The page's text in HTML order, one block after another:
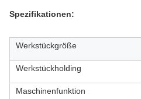
Spezifikationen:
Werkstückgröße
Werkstückholding
Maschinenfunktion